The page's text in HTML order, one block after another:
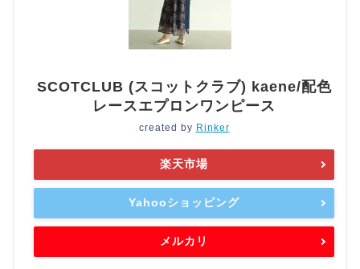
SCOTCLUB (スコットクラブ) kaene/配色
レースエプロンワンピース
created by Rinker
楽天市場
Yahooショッピング
メルカリ